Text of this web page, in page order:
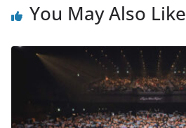
You May Also Like